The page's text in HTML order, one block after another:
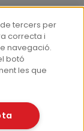
dades
tercers per
correcta i
navegació.
botó
les que